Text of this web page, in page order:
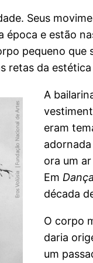
Seus
época e estão
pequeno
retas da
A
eram
ora um
Em
década
O corpo
daria
um